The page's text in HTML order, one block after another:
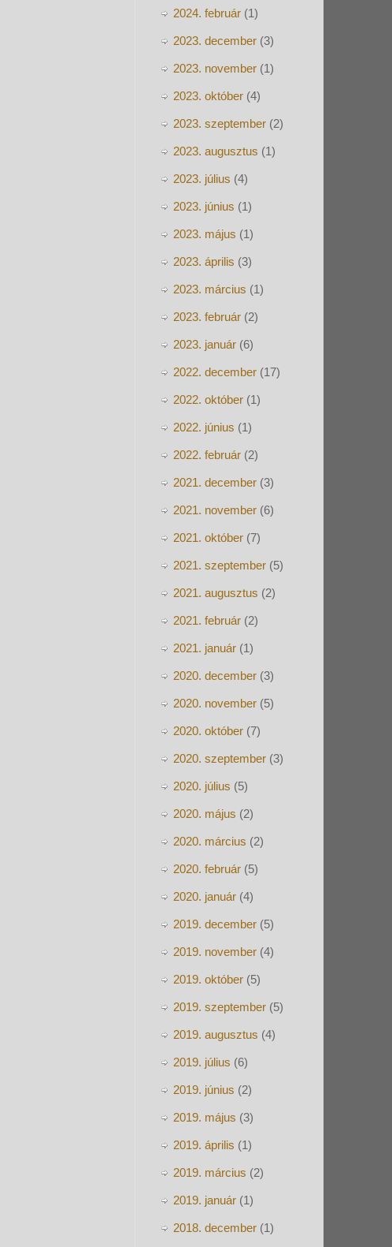
2024. február (1)
2023. december (3)
2023. november (1)
2023. október (4)
2023. szeptember (2)
2023. augusztus (1)
2023. július (4)
2023. június (1)
2023. május (1)
2023. április (3)
2023. március (1)
2023. február (2)
2023. január (6)
2022. december (17)
2022. október (1)
2022. június (1)
2022. február (2)
2021. december (3)
2021. november (6)
2021. október (7)
2021. szeptember (5)
2021. augusztus (2)
2021. február (2)
2021. január (1)
2020. december (3)
2020. november (5)
2020. október (7)
2020. szeptember (3)
2020. július (5)
2020. május (2)
2020. március (2)
2020. február (5)
2020. január (4)
2019. december (5)
2019. november (4)
2019. október (5)
2019. szeptember (5)
2019. augusztus (4)
2019. július (6)
2019. június (2)
2019. május (3)
2019. április (1)
2019. március (2)
2019. január (1)
2018. december (1)